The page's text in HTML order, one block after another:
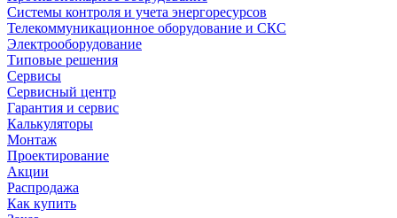
Системы контроля и учета энергоресурсов
Телекоммуникационное оборудование и СКС
Электрооборудование
Типовые решения
Сервисы
Сервисный центр
Гарантия и сервис
Калькуляторы
Монтаж
Проектирование
Акции
Распродажа
Как купить